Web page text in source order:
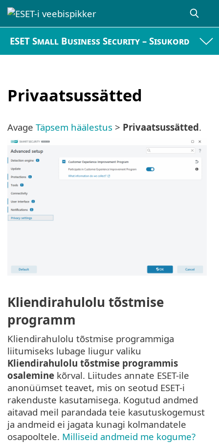
ESET Small Business Security – Sisukord
Privaatsussätted
Avage Täpsem häälestus > Privaatsussätted.
Kliendirahulolu tõstmise
programm
Kliendirahulolu tõstmise programmiga
liitumiseks lubage liugur valiku
Kliendirahulolu tõstmise programmis
osalemine kõrval. Liitudes annate ESET-ile
anonüümset teavet, mis on seotud ESET-i
rakenduste kasutamisega. Kogutud andmed
aitavad meil parandada teie kasutuskogemust
ja andmeid ei jagata kunagi kolmandatele
osapooltele. Milliseid andmeid me kogume?